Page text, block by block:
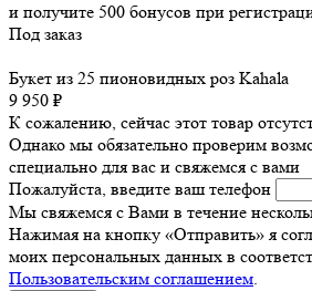
и получите 500 бонусов при
Под заказ
Букет из 25 пионовидных роз Kahala
9 950 ₽
К сожалению, сейчас этот товар
Однако мы обязательно проверим
специально для вас и свяжемся с вами
Пожалуйста, введите ваш телефон
Мы свяжемся с Вами в течение
Нажимая на кнопку «Отправить» я
моих персональных данных в
Пользовательским соглашением.